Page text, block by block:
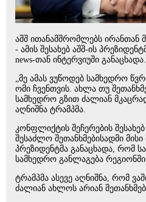
აშშ ითანამშრომლებს ირანთან
- ამის შესახებ აშშ-ის
news-თან ინტერვიუში განაცხადა.
„მე ამას ვუწოდებ სამხედრო
ომი ჩვენთვის. ახლა თუ
სამხედრო გზით ძალიან
აღნიშნა ტრამპმა.
კონფლიქტის შეჩერების
შესაძლო შეთანხმებისადმი მისი
პრეზიდენტმა განაცხადა,
სამხედრო განლაგება
ტრამპმა ასევე აღნიშნა, რომ
ძალიან ახლოს არიან